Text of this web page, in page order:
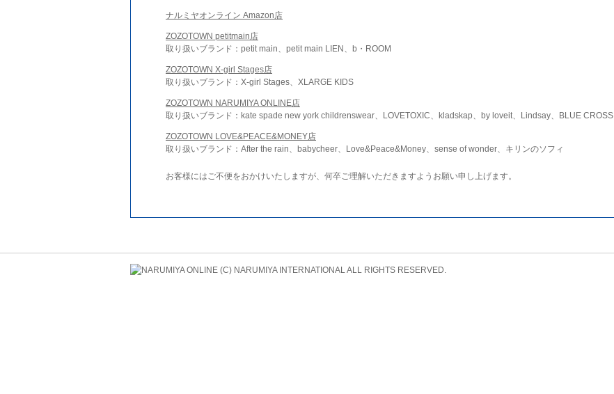
ナルミヤオンライン Amazon店
ZOZOTOWN petitmain店
取り扱いブランド：petit main、petit main LIEN、b・ROOM
ZOZOTOWN X-girl Stages店
取り扱いブランド：X-girl Stages、XLARGE KIDS
ZOZOTOWN NARUMIYA ONLINE店
取り扱いブランド：kate spade new york childrenswear、LOVETOXIC、kladskap、by loveit、Lindsay、BLUE CROSS
ZOZOTOWN LOVE&PEACE&MONEY店
取り扱いブランド：After the rain、babycheer、Love&Peace&Money、sense of wonder、キリンのソフィ
お客様にはご不便をおかけいたしますが、何卒ご理解いただきますようお願い申し上げます。